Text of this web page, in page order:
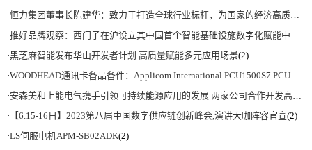
·恒力集团董事长陈建华：致力于打造全球行业标杆，为国家的经济高质量发展贡献更大力量|上海电气集团党委书记、董事长吴磊来访
·推好品牌观察：西门子在沪设立其中国首个智能基础设施数字化赋能中心
·黑芝麻智能发布华山开发者计划 高质量赋能多元应用场景(2)
·WOODHEAD通讯卡备品备件：Applicom International PCU1500S7 PCU 1500 S7 V4.5.0
·安森美和上能电气携手引领可持续能源应用的发展 两家公司合作开发高性能储能和太阳能组串式逆变器方案 以实现可持续的未来
· 【6.15-16日】2023第八届中国数字供应链创新峰会,演讲大咖阵容官宣(2)
·LS伺服电机APM-SB02ADK(2)